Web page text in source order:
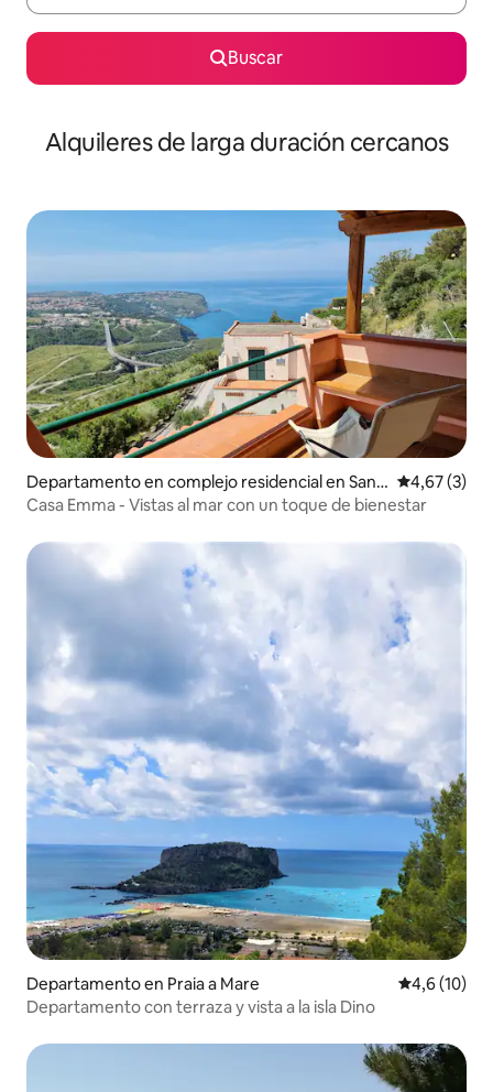
Buscar
Alquileres de larga duración cercanos
Departamento en complejo residencial en San
Nicola Arcella
Calificación
4,67 (3)
Casa Emma - Vistas al mar con un toque de bienestar
Departamento en Praia a Mare Calificación
4,6 (10)
Departamento con terraza y vista a la isla Dino